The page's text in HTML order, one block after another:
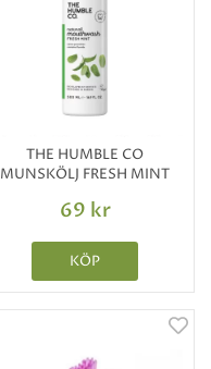
THE HUMBLE CO
MUNSKÖLJ FRESH MINT
69 kr
KÖP